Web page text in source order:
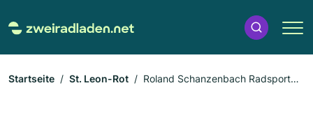
Startseite St. Leon-Rot
Roland Schanzenbach Radsport